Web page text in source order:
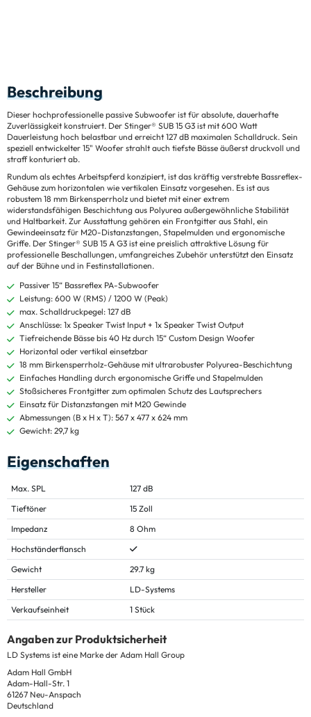
Beschreibung
Dieser hochprofessionelle passive Subwoofer ist für absolute, dauerhafte
Zuverlässigkeit konstruiert. Der Stinger® SUB 15 G3 ist mit 600 Watt
Dauerleistung hoch belastbar und erreicht 127 dB maximalen Schalldruck. Sein
speziell entwickelter 15" Woofer strahlt auch tiefste Bässe äußerst druckvoll und
straff konturiert ab.
Rundum als echtes Arbeitspferd konzipiert, ist das kräftig verstrebte Bassreflex-
Gehäuse zum horizontalen wie vertikalen Einsatz vorgesehen. Es ist aus
robustem 18 mm Birkensperrholz und bietet mit einer extrem
widerstandsfähigen Beschichtung aus Polyurea außergewöhnliche Stabilität
und Haltbarkeit. Zur Ausstattung gehören ein Frontgitter aus Stahl, ein
Gewindeeinsatz für M20-Distanzstangen, Stapelmulden und ergonomische
Griffe. Der Stinger® SUB 15 A G3 ist eine preislich attraktive Lösung für
professionelle Beschallungen, umfangreiches Zubehör unterstützt den Einsatz
auf der Bühne und in Festinstallationen.
Passiver 15“ Bassreflex PA-Subwoofer
Leistung: 600 W (RMS) / 1200 W (Peak)
max. Schalldruckpegel: 127 dB
Anschlüsse: 1x Speaker Twist Input + 1x Speaker Twist Output
Tiefreichende Bässe bis 40 Hz durch 15“ Custom Design Woofer
Horizontal oder vertikal einsetzbar
18 mm Birkensperrholz-Gehäuse mit ultrarobuster Polyurea-Beschichtung
Einfaches Handling durch ergonomische Griffe und Stapelmulden
Stoßsicheres Frontgitter zum optimalen Schutz des Lautsprechers
Einsatz für Distanzstangen mit M20 Gewinde
Abmessungen (B x H x T): 567 x 477 x 624 mm
Gewicht: 29,7 kg
Eigenschaften
Max. SPL
127 dB
Tieftöner
15 Zoll
Impedanz
8 Ohm
Hochständerflansch
Gewicht
29.7 kg
Hersteller
LD-Systems
Verkaufseinheit
1 Stück
Angaben zur Produktsicherheit
LD Systems ist eine Marke der Adam Hall Group
Adam Hall GmbH
Adam-Hall-Str. 1
61267 Neu-Anspach
Deutschland